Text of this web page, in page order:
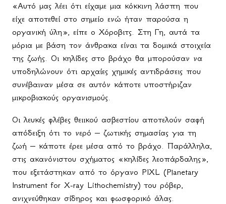
«Αυτό μας λέει ότι είχαμε μια κόκκινη λάσπη που
είχε αποτεθεί στο σημείο ενώ ήταν παρούσα η
οργανική ύλη», είπε ο Χόροβιτς. Στη Γη, αυτά τα
μόρια με βάση τον άνθρακα είναι τα δομικά στοιχεία
της ζωής. Οι κηλίδες στο βράχο θα μπορούσαν να
υποδηλώνουν ότι αρχαίες χημικές αντιδράσεις που
συνέβαιναν μέσα σε αυτόν κάποτε υποστήριζαν
μικροβιακούς οργανισμούς.
Οι λευκές φλέβες θειικού ασβεστίου αποτελούν σαφή
απόδειξη ότι το νερό – ζωτικής σημασίας για τη
ζωή – κάποτε έρεε μέσα από το βράχο. Παράλληλα,
στις ακανόνιστου σχήματος «κηλίδες λεοπάρδαλης»,
που εξετάστηκαν από το όργανο PIXL (Planetary
Instrument for X-ray Lithochemistry) του ρόβερ,
ανιχνεύθηκαν σίδηρος και φωσφορικό άλας.